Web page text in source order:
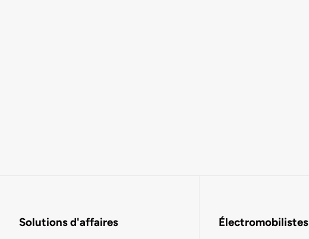
Solutions d'affaires Électromobilistes